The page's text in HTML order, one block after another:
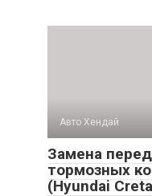
Авто Хендай
Замена
тормозных
(Hyundai